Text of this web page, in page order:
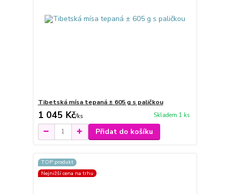
Tibetská mísa tepaná ± 605 g s paličkou
1 045 Kč/ks Skladem 1 ks
Přidat do košíku
TOP produkt
Nejnižší cena na trhu